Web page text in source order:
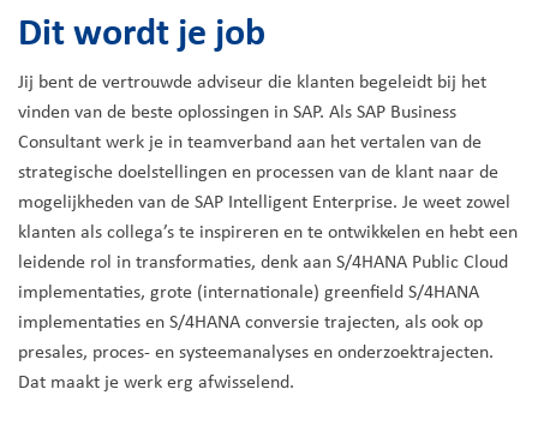
Dit wordt je job
Jij bent de vertrouwde adviseur die klanten begeleidt bij het
vinden van de beste oplossingen in SAP. Als SAP Business
Consultant werk je in teamverband aan het vertalen van de
strategische doelstellingen en processen van de klant naar de
mogelijkheden van de SAP Intelligent Enterprise. Je weet zowel
klanten als collega’s te inspireren en te ontwikkelen en hebt een
leidende rol in transformaties, denk aan S/4HANA Public Cloud
implementaties, grote (internationale) greenfield S/4HANA
implementaties en S/4HANA conversie trajecten, als ook op
presales, proces- en systeemanalyses en onderzoektrajecten.
Dat maakt je werk erg afwisselend.